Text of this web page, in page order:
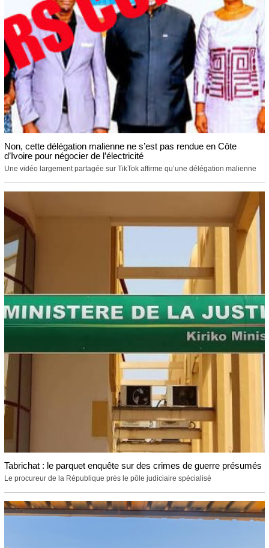
Non, cette délégation malienne ne s’est pas rendue en Côte
d’Ivoire pour négocier de l’électricité
Une vidéo largement partagée sur TikTok affirme qu’une délégation malienne
Tabrichat : le parquet enquête sur des crimes de guerre présumés
Le procureur de la République près le pôle judiciaire spécialisé